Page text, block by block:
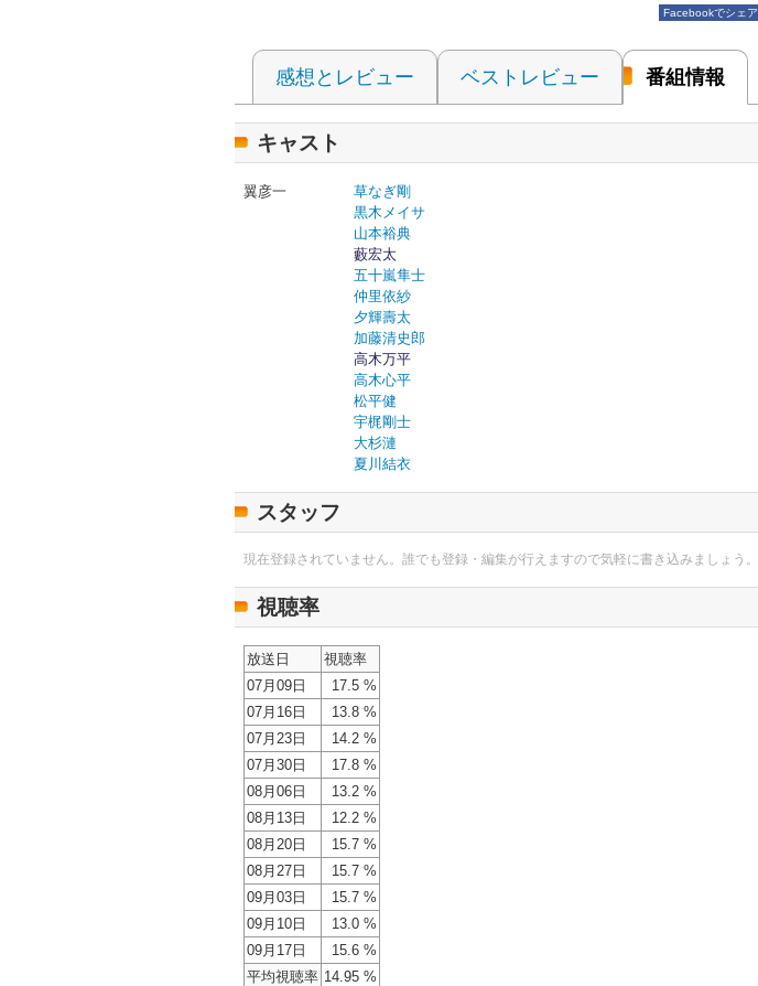
Facebookでシェア
感想とレビュー ベストレビュー 番組情報
キャスト
翼彦一
草なぎ剛
黒木メイサ
山本裕典
藪宏太
五十嵐隼士
仲里依紗
夕輝壽太
加藤清史郎
高木万平
高木心平
松平健
宇梶剛士
大杉漣
夏川結衣
スタッフ
現在登録されていません。誰でも登録・編集が行えますので気軽に書き込みましょう。
視聴率
放送日
視聴率
07月09日
17.5 %
07月16日
13.8 %
07月23日
14.2 %
07月30日
17.8 %
08月06日
13.2 %
08月13日
12.2 %
08月20日
15.7 %
08月27日
15.7 %
09月03日
15.7 %
09月10日
13.0 %
09月17日
15.6 %
平均視聴率 14.95 %